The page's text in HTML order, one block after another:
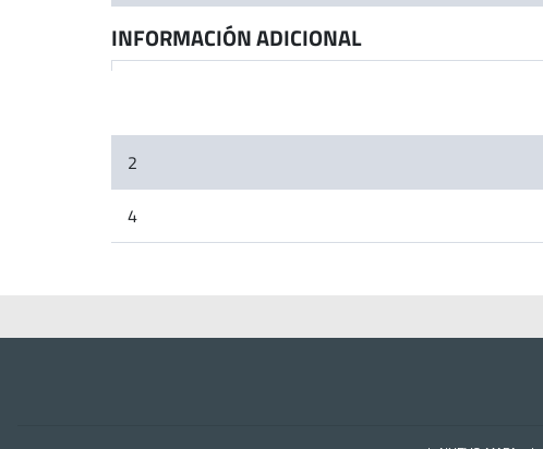
INFORMACIÓN ADICIONAL
2
4